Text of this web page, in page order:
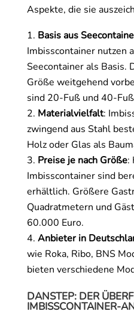
Aspekte, die sie
Basis aus
Imbisscontainer nutzen
Seecontainer als Basis.
Größe weitgehend
sind 20-Fuß und 40-
Materialvielfalt:
zwingend aus Stahl
Holz oder Glas als
Preise je nach Größe:
Imbisscontainer sind
erhältlich. Größere
Quadratmetern und
60.000 Euro.
Anbieter in
wie Roka, Ribo, BNS
bieten verschiedene
DANSTEP: DER
IMBISSCONTAINER-